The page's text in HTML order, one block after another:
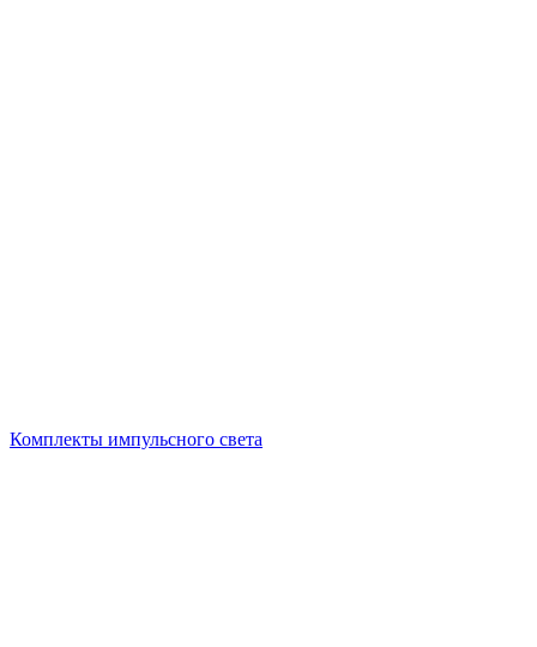
Комплекты импульсного света